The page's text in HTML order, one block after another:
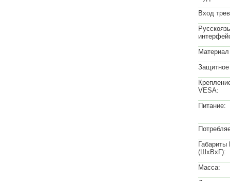
Вход
Защитное
VESA:
Питание:
Габариты
(ШхВхГ):
Масса: